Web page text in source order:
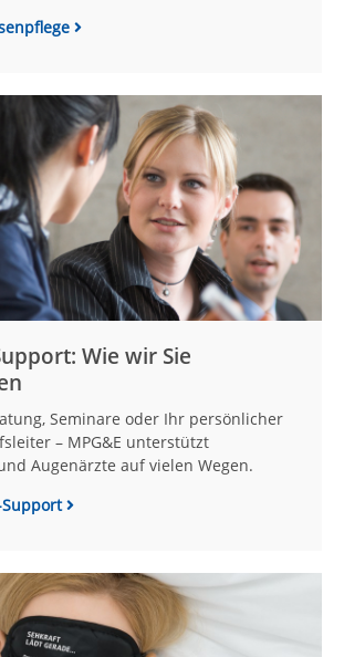
Wie wir Sie
Seminare oder Ihr persönlicher
– MPG&E unterstützt
Augenärzte auf vielen Wegen.